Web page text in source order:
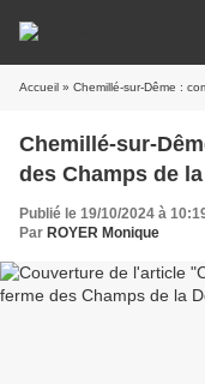
Accueil » Chemillé-sur-Dême :
Chemillé-sur-
des Champs de
Publié le 19/10/2024 à
Par ROYER Monique